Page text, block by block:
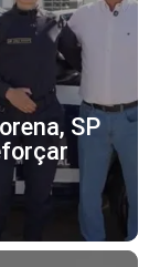
SP